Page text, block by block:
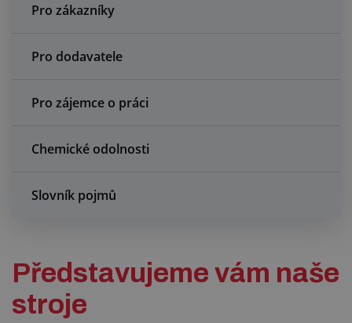
Centrum poptávek
Vše o nákupu
O nás a kariéra
Pro zákazníky
Pro dodavatele
Pro zájemce o práci
Chemické odolnosti
Slovník pojmů
Představujeme vám naše
stroje